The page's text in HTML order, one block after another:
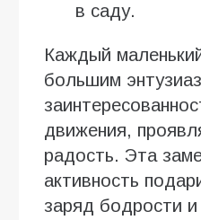
в саду.
Каждый
большим
движения,
радость. Эта
активность
заряд бодрости и